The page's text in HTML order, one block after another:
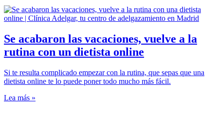
Se acabaron las vacaciones, vuelve a la
rutina con un dietista online
Si te resulta complicado empezar con la rutina, que sepas que una
dietista online te lo puede poner todo mucho más fácil.
Lea más »